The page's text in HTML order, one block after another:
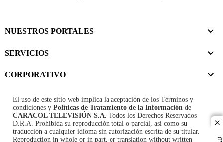
NUESTROS PORTALES
SERVICIOS
CORPORATIVO
El uso de este sitio web implica la aceptación de los Términos y
condiciones y Políticas de Tratamiento de la Información de
CARACOL TELEVISIÓN S.A. Todos los Derechos Reservados
D.R.A. Prohibida su reproducción total o parcial, así como su
traducción a cualquier idioma sin autorización escrita de su titular.
Reproduction in whole or in part, or translation without written